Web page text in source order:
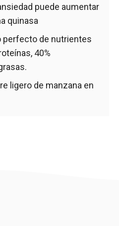
puede aumentar
quinasa
perfecto de nutrientes
40%
ligero de manzana en